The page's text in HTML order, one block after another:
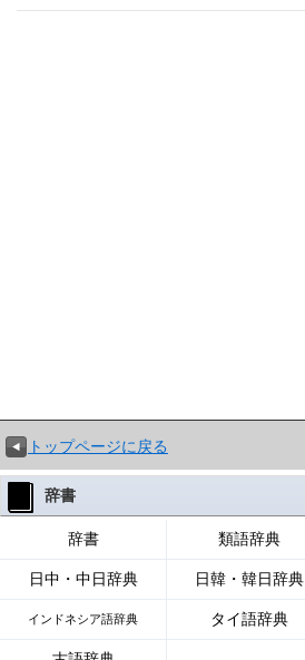
トップページに戻る
辞書
辞書 類語辞典
日中・中日辞典 日韓・韓日辞典
インドネシア語辞典 タイ語辞典